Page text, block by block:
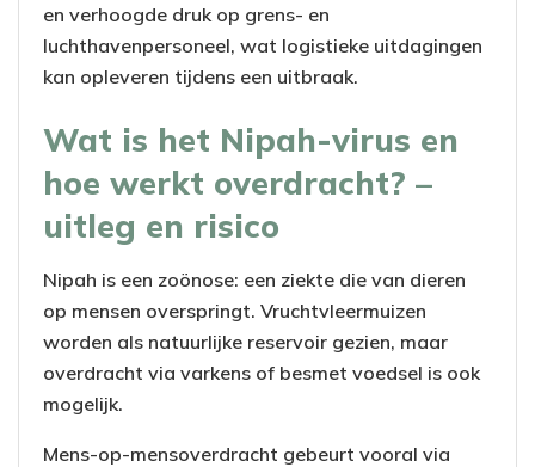
en verhoogde druk op grens- en
luchthavenpersoneel, wat logistieke uitdagingen
kan opleveren tijdens een uitbraak.
Wat is het Nipah-virus en
hoe werkt overdracht? –
uitleg en risico
Nipah is een zoönose: een ziekte die van dieren
op mensen overspringt. Vruchtvleermuizen
worden als natuurlijke reservoir gezien, maar
overdracht via varkens of besmet voedsel is ook
mogelijk.
Mens-op-mensoverdracht gebeurt vooral via